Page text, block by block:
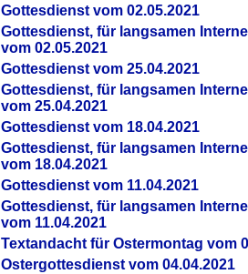
Gottesdienst vom 02.05.2021
Gottesdienst, für langsamen
vom 02.05.2021
Gottesdienst vom 25.04.2021
Gottesdienst, für langsamen
vom 25.04.2021
Gottesdienst vom 18.04.2021
Gottesdienst, für langsamen
vom 18.04.2021
Gottesdienst vom 11.04.2021
Gottesdienst, für langsamen
vom 11.04.2021
Textandacht für Ostermontag vom
Ostergottesdienst vom 04.04.2021